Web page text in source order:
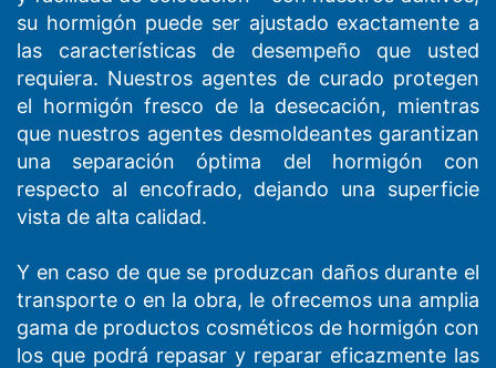
su hormigón puede ser ajustado exactamente a
las características de desempeño que usted
requiera. Nuestros agentes de curado protegen
el hormigón fresco de la desecación, mientras
que nuestros agentes desmoldeantes garantizan
una separación óptima del hormigón con
respecto al encofrado, dejando una superficie
vista de alta calidad.
Y en caso de que se produzcan daños durante el
transporte o en la obra, le ofrecemos una amplia
gama de productos cosméticos de hormigón con
los que podrá repasar y reparar eficazmente las